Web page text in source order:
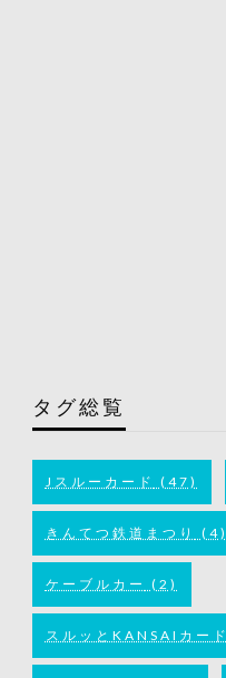
タグ総覧
Jスルーカード (47)
きんてつ鉄道まつり (4)
ケーブルカー (2)
スルッとKANSAIカード